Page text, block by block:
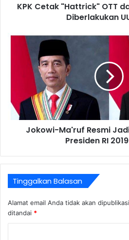
KPK Cetak "Hattrick" OTT
Diberlakukan
Jokowi-Ma'ruf Resmi
Presiden RI
Tinggalkan Balasan
Alamat email Anda tidak akan
ditandai *